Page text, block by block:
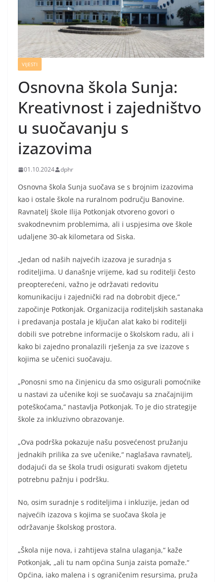
VIJESTI
Osnovna škola Sunja:
Kreativnost i zajedništvo
u suočavanju s
izazovima
01.10.2024 dphr
Osnovna škola Sunja suočava se s brojnim izazovima
kao i ostale škole na ruralnom području Banovine.
Ravnatelj škole Ilija Potkonjak otvoreno govori o
svakodnevnim problemima, ali i uspjesima ove škole
udaljene 30-ak kilometara od Siska.
„Jedan od naših najvećih izazova je suradnja s
roditeljima. U današnje vrijeme, kad su roditelji često
preopterećeni, važno je održavati redovitu
komunikaciju i zajednički rad na dobrobit djece,“
započinje Potkonjak. Organizacija roditeljskih sastanaka
i predavanja postala je ključan alat kako bi roditelji
dobili sve potrebne informacije o školskom radu, ali i
kako bi zajedno pronalazili rješenja za sve izazove s
kojima se učenici suočavaju.
„Ponosni smo na činjenicu da smo osigurali pomoćnike
u nastavi za učenike koji se suočavaju sa značajnijim
poteškoćama,“ nastavlja Potkonjak. To je dio strategije
škole za inkluzivno obrazovanje.
„Ova podrška pokazuje našu posvećenost pružanju
jednakih prilika za sve učenike,“ naglašava ravnatelj,
dodajući da se škola trudi osigurati svakom djetetu
potrebnu pažnju i podršku.
No, osim suradnje s roditeljima i inkluzije, jedan od
najvećih izazova s kojima se suočava škola je
održavanje školskog prostora.
„Škola nije nova, i zahtijeva stalna ulaganja,“ kaže
Potkonjak, „ali tu nam općina Sunja zaista pomaže.“
Općina, iako malena i s ograničenim resursima, pruža